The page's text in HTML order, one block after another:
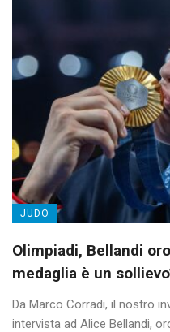
JUDO
Olimpiadi, Bellandi
medaglia è un
Da Marco Corradi, il nostro
intervista ad Alice Bellandi,